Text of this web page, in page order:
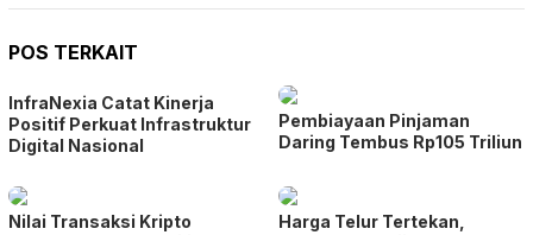
POS TERKAIT
InfraNexia Catat Kinerja
Positif Perkuat Infrastruktur
Digital Nasional
Pembiayaan Pinjaman
Daring Tembus Rp105 Triliun
Nilai Transaksi Kripto
Harga Telur Tertekan,